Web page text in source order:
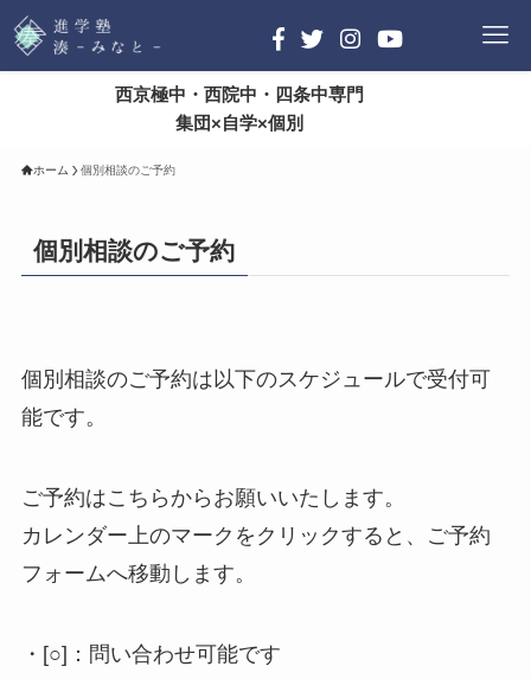
西京極中・西院中・四条中専門
集団×自学×個別
ホーム 個別相談のご予約
個別相談のご予約
個別相談のご予約は以下のスケジュールで受付可
能です。
ご予約はこちらからお願いいたします。
カレンダー上のマークをクリックすると、ご予約
フォームへ移動します。
・[○]：問い合わせ可能です